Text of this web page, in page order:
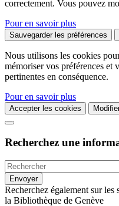
correctement. Vous pouvez
Pour en savoir plus
Sauvegarder les préférences
Nous utilisons les cookies
mémoriser vos préférences et
pertinentes en conséquence.
Pour en savoir plus
Accepter les cookies
Recherchez une
Recherchez également sur les
la Bibliothèque de Genève